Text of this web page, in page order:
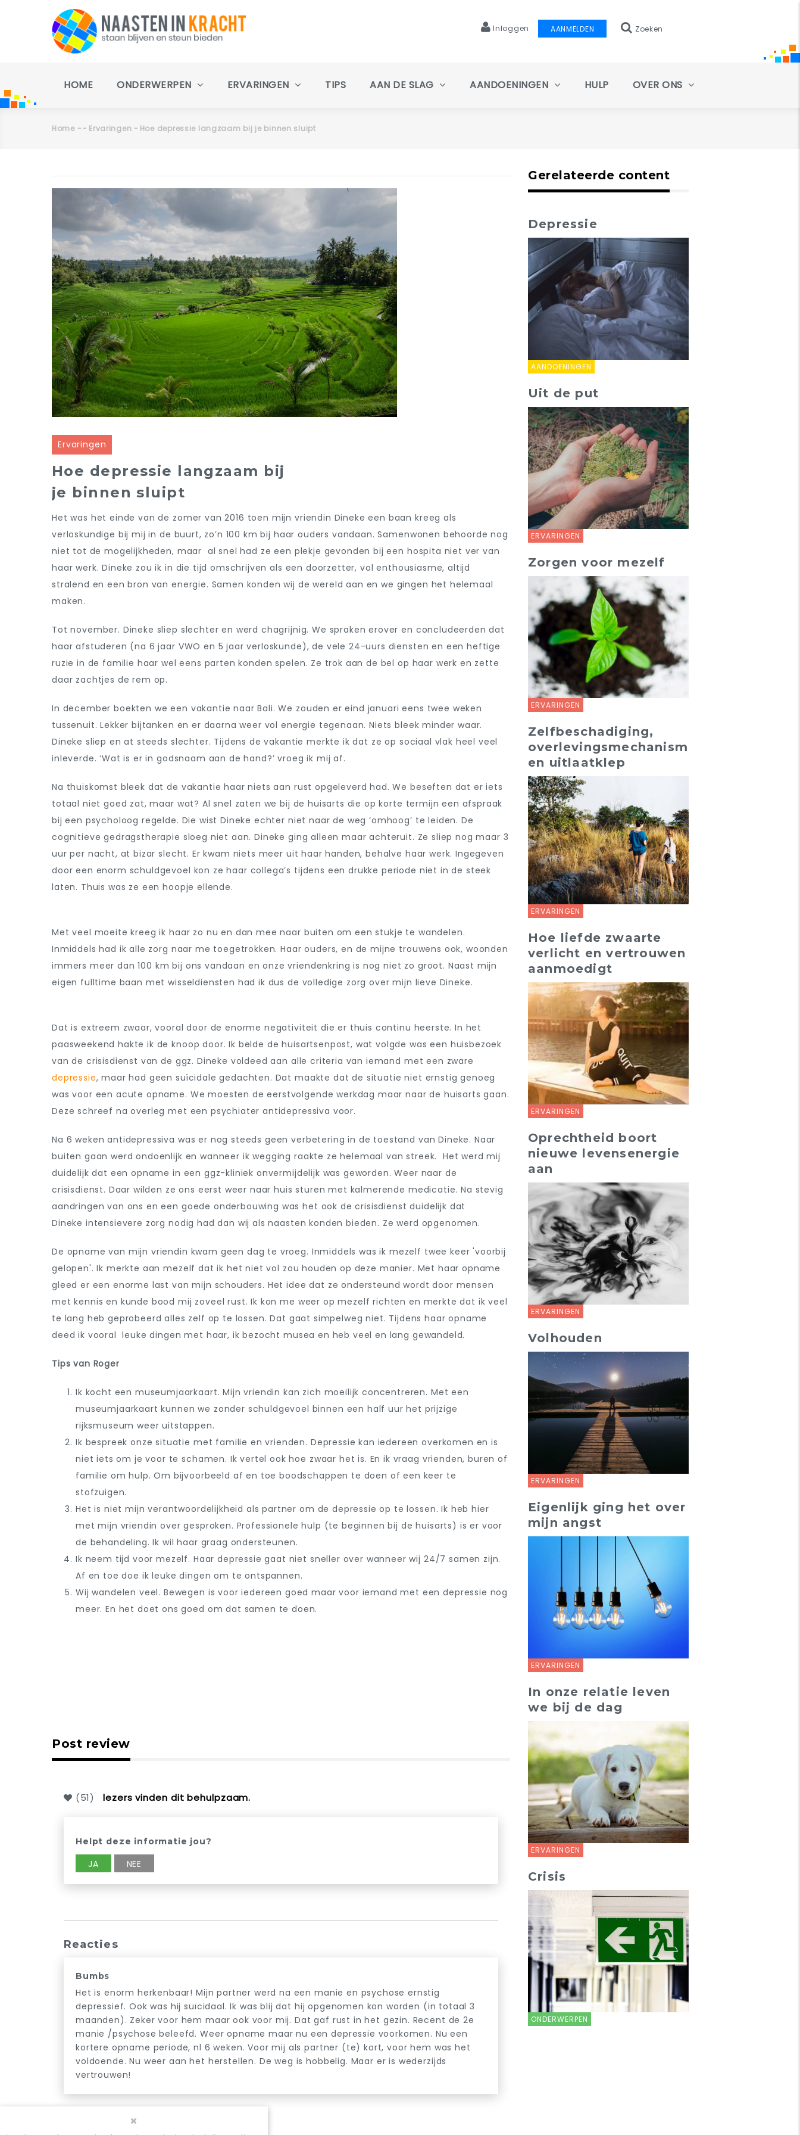
Inloggen AANMELDEN Zoeken
navigation
HOME ONDERWERPEN ERVARINGEN TIPS AAN DE SLAG AANDOENINGEN HULP OVER ONS
Kruimelpad
Home - - Ervaringen - Hoe depressie langzaam bij je binnen sluipt
Primaire
tabs
Ervaringen
Hoe depressie langzaam bij
je binnen sluipt
Het was het einde van de zomer van 2016 toen mijn vriendin Dineke een baan kreeg als
verloskundige bij mij in de buurt, zo’n 100 km bij haar ouders vandaan. Samenwonen behoorde nog
niet tot de mogelijkheden, maar al snel had ze een plekje gevonden bij een hospita niet ver van
haar werk. Dineke zou ik in die tijd omschrijven als een doorzetter, vol enthousiasme, altijd
stralend en een bron van energie. Samen konden wij de wereld aan en we gingen het helemaal
maken.
Tot november. Dineke sliep slechter en werd chagrijnig. We spraken erover en concludeerden dat
haar afstuderen (na 6 jaar VWO en 5 jaar verloskunde), de vele 24-uurs diensten en een heftige
ruzie in de familie haar wel eens parten konden spelen. Ze trok aan de bel op haar werk en zette
daar zachtjes de rem op.
In december boekten we een vakantie naar Bali. We zouden er eind januari eens twee weken
tussenuit. Lekker bijtanken en er daarna weer vol energie tegenaan. Niets bleek minder waar.
Dineke sliep en at steeds slechter. Tijdens de vakantie merkte ik dat ze op sociaal vlak heel veel
inleverde. ‘Wat is er in godsnaam aan de hand?’ vroeg ik mij af.
Na thuiskomst bleek dat de vakantie haar niets aan rust opgeleverd had. We beseften dat er iets
totaal niet goed zat, maar wat? Al snel zaten we bij de huisarts die op korte termijn een afspraak
bij een psycholoog regelde. Die wist Dineke echter niet naar de weg ‘omhoog’ te leiden. De
cognitieve gedragstherapie sloeg niet aan. Dineke ging alleen maar achteruit. Ze sliep nog maar 3
uur per nacht, at bizar slecht. Er kwam niets meer uit haar handen, behalve haar werk. Ingegeven
door een enorm schuldgevoel kon ze haar collega’s tijdens een drukke periode niet in de steek
laten. Thuis was ze een hoopje ellende.
Met veel moeite kreeg ik haar zo nu en dan mee naar buiten om een stukje te wandelen.
Inmiddels had ik alle zorg naar me toegetrokken. Haar ouders, en de mijne trouwens ook, woonden
immers meer dan 100 km bij ons vandaan en onze vriendenkring is nog niet zo groot. Naast mijn
eigen fulltime baan met wisseldiensten had ik dus de volledige zorg over mijn lieve Dineke.
Dat is extreem zwaar, vooral door de enorme negativiteit die er thuis continu heerste. In het
paasweekend hakte ik de knoop door. Ik belde de huisartsenpost, wat volgde was een huisbezoek
van de crisisdienst van de ggz. Dineke voldeed aan alle criteria van iemand met een zware
depressie, maar had geen suïcidale gedachten. Dat maakte dat de situatie niet ernstig genoeg
was voor een acute opname. We moesten de eerstvolgende werkdag maar naar de huisarts gaan.
Deze schreef na overleg met een psychiater antidepressiva voor.
Na 6 weken antidepressiva was er nog steeds geen verbetering in de toestand van Dineke. Naar
buiten gaan werd ondoenlijk en wanneer ik wegging raakte ze helemaal van streek. Het werd mij
duidelijk dat een opname in een ggz-kliniek onvermijdelijk was geworden. Weer naar de
crisisdienst. Daar wilden ze ons eerst weer naar huis sturen met kalmerende medicatie. Na stevig
aandringen van ons en een goede onderbouwing was het ook de crisisdienst duidelijk dat
Dineke intensievere zorg nodig had dan wij als naasten konden bieden. Ze werd opgenomen.
De opname van mijn vriendin kwam geen dag te vroeg. Inmiddels was ik mezelf twee keer 'voorbij
gelopen'. Ik merkte aan mezelf dat ik het niet vol zou houden op deze manier. Met haar opname
gleed er een enorme last van mijn schouders. Het idee dat ze ondersteund wordt door mensen
met kennis en kunde bood mij zoveel rust. Ik kon me weer op mezelf richten en merkte dat ik veel
te lang heb geprobeerd alles zelf op te lossen. Dat gaat simpelweg niet. Tijdens haar opname
deed ik vooral leuke dingen met haar, ik bezocht musea en heb veel en lang gewandeld.
Tips van Roger
Ik kocht een museumjaarkaart. Mijn vriendin kan zich moeilijk concentreren. Met een
museumjaarkaart kunnen we zonder schuldgevoel binnen een half uur het prijzige
rijksmuseum weer uitstappen.
Ik bespreek onze situatie met familie en vrienden. Depressie kan iedereen overkomen en is
niet iets om je voor te schamen. Ik vertel ook hoe zwaar het is. En ik vraag vrienden, buren of
familie om hulp. Om bijvoorbeeld af en toe boodschappen te doen of een keer te
stofzuigen.
Het is niet mijn verantwoordelijkheid als partner om de depressie op te lossen. Ik heb hier
met mijn vriendin over gesproken. Professionele hulp (te beginnen bij de huisarts) is er voor
de behandeling. Ik wil haar graag ondersteunen.
Ik neem tijd voor mezelf. Haar depressie gaat niet sneller over wanneer wij 24/7 samen zijn.
Af en toe doe ik leuke dingen om te ontspannen.
Wij wandelen veel. Bewegen is voor iedereen goed maar voor iemand met een depressie nog
meer. En het doet ons goed om dat samen te doen.
Post review
(51) lezers vinden dit behulpzaam.
Helpt deze informatie jou?
JA NEE
Reacties
Bumbs
Het is enorm herkenbaar! Mijn partner werd na een manie en psychose ernstig
depressief. Ook was hij suïcidaal. Ik was blij dat hij opgenomen kon worden (in totaal 3
maanden). Zeker voor hem maar ook voor mij. Dat gaf rust in het gezin. Recent de 2e
manie /psychose beleefd. Weer opname maar nu een depressie voorkomen. Nu een
kortere opname periode, nl 6 weken. Voor mij als partner (te) kort, voor hem was het
voldoende. Nu weer aan het herstellen. De weg is hobbelig. Maar er is wederzijds
vertrouwen!
Gerelateerde content
AANDOENINGEN
Depressie
ERVARINGEN
Uit de put
ERVARINGEN
Zorgen voor mezelf
ERVARINGEN
Zelfbeschadiging,
overlevingsmechanisme
en uitlaatklep
ERVARINGEN
Hoe liefde zwaarte
verlicht en vertrouwen
aanmoedigt
ERVARINGEN
Oprechtheid boort
nieuwe levensenergie
aan
ERVARINGEN
Volhouden
ERVARINGEN
Eigenlijk ging het over
mijn angst
ERVARINGEN
In onze relatie leven
we bij de dag
ONDERWERPEN
Crisis